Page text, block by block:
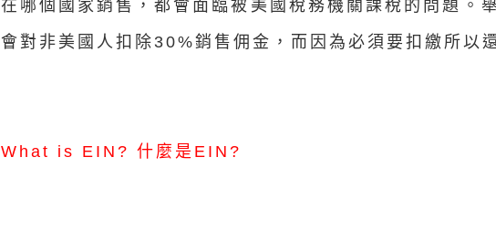
在哪個國家銷售，都會面臨被美國稅務機關課稅的問題。
會對非美國人扣除30%銷售佣金，而因為必須要扣繳所以
What is EIN? 什麼是EIN?